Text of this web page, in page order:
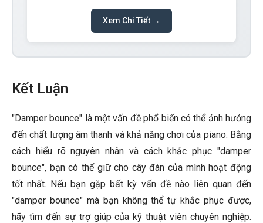
Xem Chi Tiết →
Kết Luận
"Damper bounce" là một vấn đề phổ biến có thể ảnh hưởng
đến chất lượng âm thanh và khả năng chơi của piano. Bằng
cách hiểu rõ nguyên nhân và cách khắc phục "damper
bounce", bạn có thể giữ cho cây đàn của mình hoạt động
tốt nhất. Nếu bạn gặp bất kỳ vấn đề nào liên quan đến
"damper bounce" mà bạn không thể tự khắc phục được,
hãy tìm đến sự trợ giúp của kỹ thuật viên chuyên nghiệp.